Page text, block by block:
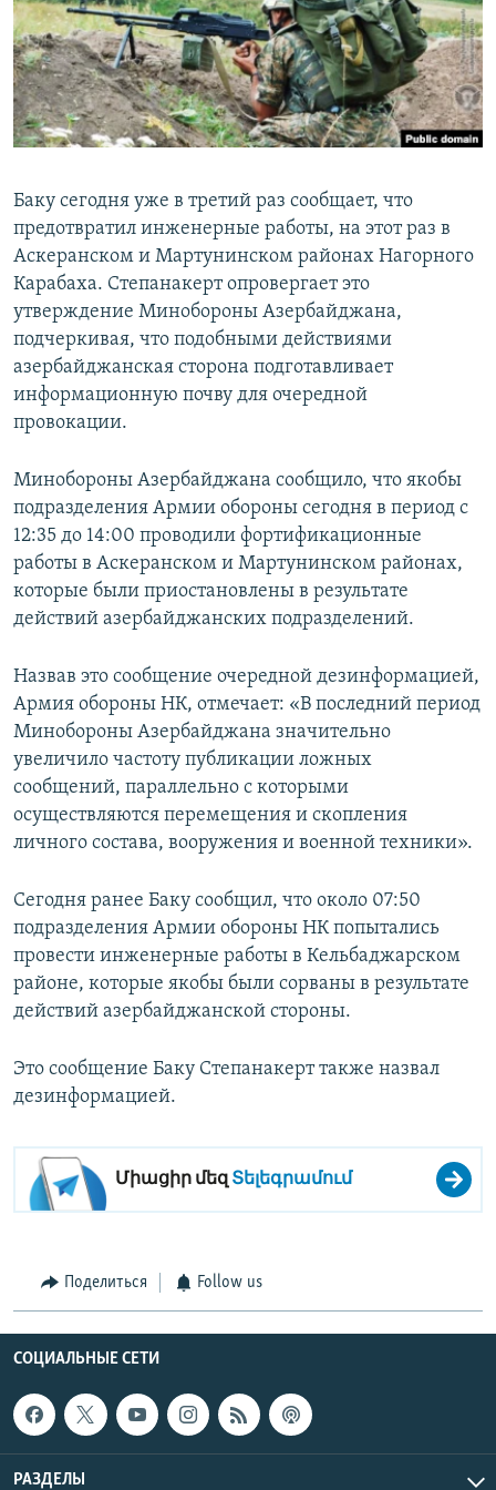
Հայերեն
English
Русский
Баку сегодня уже в третий раз сообщает, что
предотвратил инженерные работы, на этот раз в
Аскеранском и Мартунинском районах Нагорного
Карабаха. Степанакерт опровергает это
утверждение Минобороны Азербайджана,
подчеркивая, что подобными действиями
азербайджанская сторона подготавливает
информационную почву для очередной
провокации.
Минобороны Азербайджана сообщило, что якобы
подразделения Армии обороны сегодня в период с
12:35 до 14:00 проводили фортификационные
работы в Аскеранском и Мартунинском районах,
которые были приостановлены в результате
действий азербайджанских подразделений.
Назвав это сообщение очередной дезинформацией,
Армия обороны НК, отмечает: «В последний период
Минобороны Азербайджана значительно
увеличило частоту публикации ложных
сообщений, параллельно с которыми
осуществляются перемещения и скопления
личного состава, вооружения и военной техники».
Сегодня ранее Баку сообщил, что около 07:50
подразделения Армии обороны НК попытались
провести инженерные работы в Кельбаджарском
районе, которые якобы были сорваны в результате
действий азербайджанской стороны.
Это сообщение Баку Степанакерт также назвал
дезинформацией.
Միացիր մեզ Տելեգրամում
Поделиться Follow us
СОЦИАЛЬНЫЕ СЕТИ
РАЗДЕЛЫ